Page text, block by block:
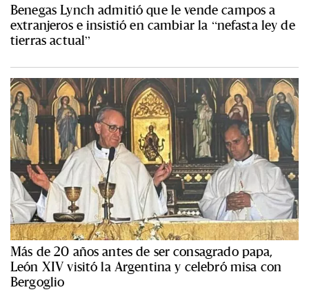
Benegas Lynch admitió que le vende campos a
extranjeros e insistió en cambiar la “nefasta ley de
tierras actual”
Más de 20 años antes de ser consagrado papa,
León XIV visitó la Argentina y celebró misa con
Bergoglio